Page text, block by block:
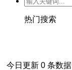
热门搜索
今日更新 0 条数据